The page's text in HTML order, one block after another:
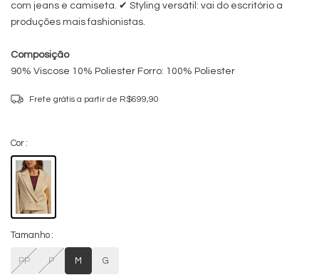
com jeans e camiseta. ✔ Styling versátil: vai do escritório a
produções mais fashionistas.
Composição
90% Viscose 10% Poliester Forro: 100% Poliester
Frete grátis a partir de R$699,90
Cor
Tamanho
PP P M G